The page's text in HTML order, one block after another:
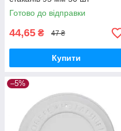
Готово до відправки
44,65 ₴ 47 ₴
Купити
–5%